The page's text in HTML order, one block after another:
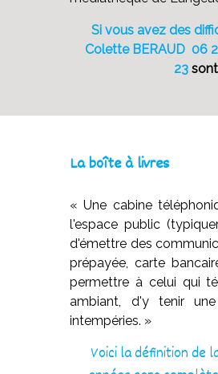
Si vous avez des
Colette BERAUD 06
23
La boîte à livres
« Une cabine
l'espace public
d'émettre des
prépayée, carte
permettre à celui qui
ambiant, d'y tenir
intempéries. »
Voici la définition de